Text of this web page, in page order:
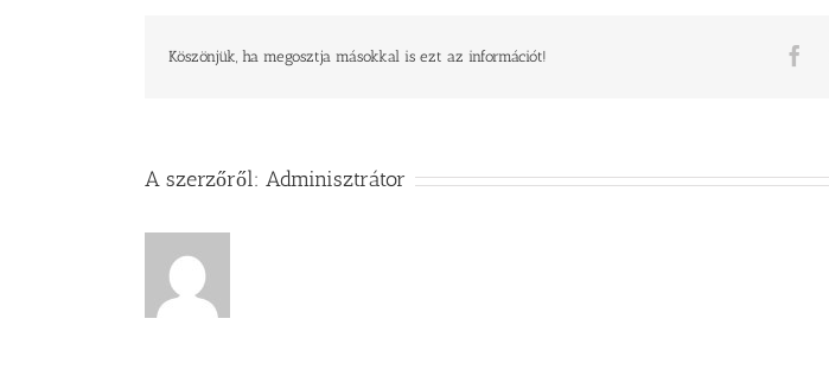
Köszönjük, ha megosztja másokkal is ezt az információt!
A szerzőről: Adminisztrátor